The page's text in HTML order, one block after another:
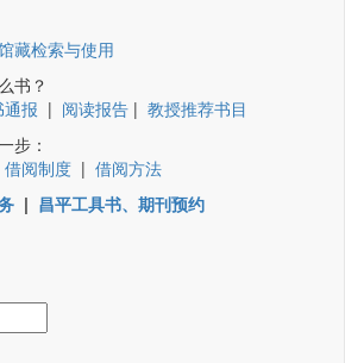
藏检索与使用
书？
通报 | 阅读报告 | 教授推荐书目
步：
借阅制度 | 借阅方法
| 昌平工具书、期刊预约